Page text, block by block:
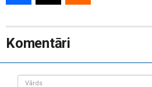
Komentāri
Vārds